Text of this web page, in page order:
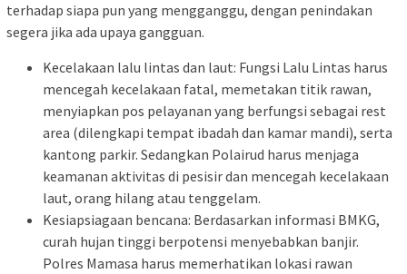
terhadap siapa pun yang mengganggu, dengan penindakan
segera jika ada upaya gangguan.
Kecelakaan lalu lintas dan laut: Fungsi Lalu Lintas harus
mencegah kecelakaan fatal, memetakan titik rawan,
menyiapkan pos pelayanan yang berfungsi sebagai rest
area (dilengkapi tempat ibadah dan kamar mandi), serta
kantong parkir. Sedangkan Polairud harus menjaga
keamanan aktivitas di pesisir dan mencegah kecelakaan
laut, orang hilang atau tenggelam.
Kesiapsiagaan bencana: Berdasarkan informasi BMKG,
curah hujan tinggi berpotensi menyebabkan banjir.
Polres Mamasa harus memerhatikan lokasi rawan